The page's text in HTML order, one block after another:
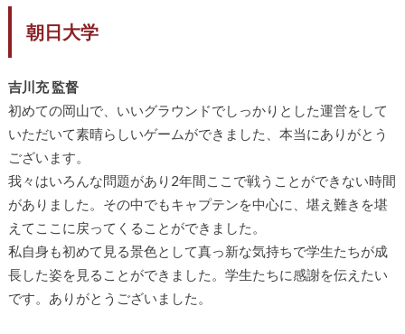
朝日大学
吉川充 監督
初めての岡山で、いいグラウンドでしっかりとした運営をして
いただいて素晴らしいゲームができました、本当にありがとう
ございます。
我々はいろんな問題があり2年間ここで戦うことができない時間
がありました。その中でもキャプテンを中心に、堪え難きを堪
えてここに戻ってくることができました。
私自身も初めて見る景色として真っ新な気持ちで学生たちが成
長した姿を見ることができました。学生たちに感謝を伝えたい
です。ありがとうございました。